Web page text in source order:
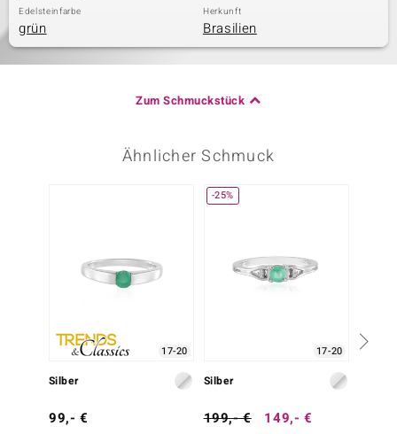
Edelsteinfarbe
grün
Herkunft
Brasilien
Zum Schmuckstück
Ähnlicher Schmuck
17-20
Silber
99,- €
-25%
17-20
Silber
199,- € 149,- €